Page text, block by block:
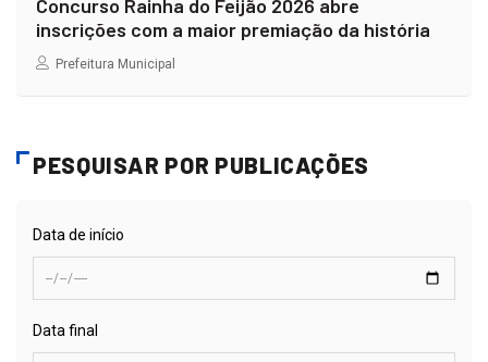
Concurso Rainha do Feijão 2026 abre
inscrições com a maior premiação da história
Prefeitura Municipal
PESQUISAR POR PUBLICAÇÕES
Data de início
Data final